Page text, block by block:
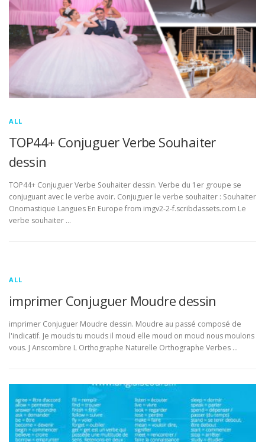
ALL
TOP44+ Conjuguer Verbe Souhaiter
dessin
TOP44+ Conjuguer Verbe Souhaiter dessin. Verbe du 1er groupe se
conjuguant avec le verbe avoir. Conjuguer le verbe souhaiter : Souhaiter
Onomastique Langues En Europe from imgv2-2-f.scribdassets.com Le
verbe souhaiter …
ALL
imprimer Conjuguer Moudre dessin
imprimer Conjuguer Moudre dessin. Moudre au passé composé de
l'indicatif. Je mouds tu mouds il moud elle moud on moud nous moulons
vous. J Anscombre L Orthographe Naturelle Orthographe Verbes …